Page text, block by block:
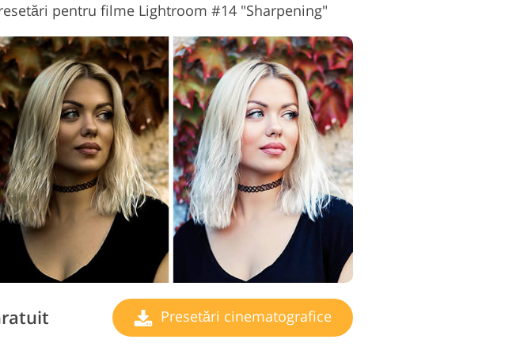
pentru filme Lightroom #14 "Sharpening"
Presetări cinematografice